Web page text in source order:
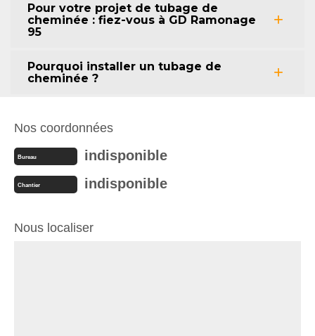
Pour votre projet de tubage de
cheminée : fiez-vous à GD Ramonage
95
Pourquoi installer un tubage de
cheminée ?
Nos coordonnées
Bureau indisponible
Chantier indisponible
Nous localiser